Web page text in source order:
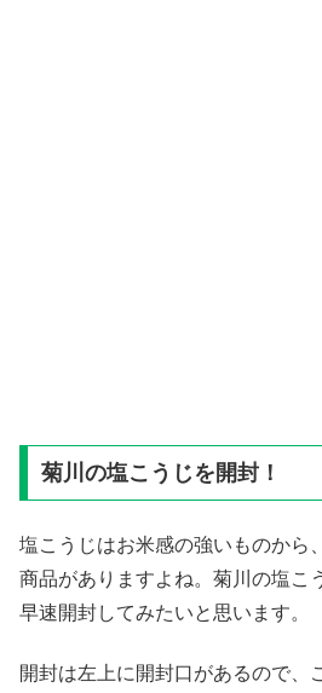
菊川の塩こうじを開封！
塩こうじはお米感の強いものから
商品がありますよね。菊川の塩こ
早速開封してみたいと思います。
開封は左上に開封口があるので、